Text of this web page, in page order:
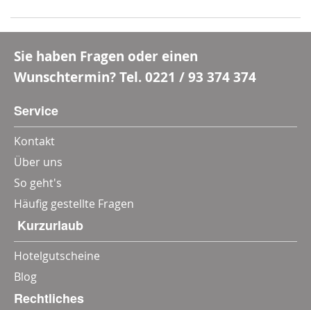
Sie haben Fragen oder einen
Wunschtermin? Tel.0221 / 93 374 374
Service
Kontakt
Über uns
So geht's
Häufig gestellte Fragen
‎ Kurzurlaub
Hotelgutscheine
Blog
Rechtliches